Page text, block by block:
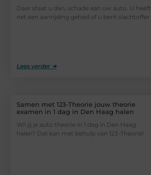
Daar staat u dan, schade aan uw auto. U heeft
net een aanrijding gehad of u bent slachtoffer
Lees verder ➜
Samen met 123-Theorie jouw theorie
examen in 1 dag in Den Haag halen
Wil jij je auto theorie in 1 dag in Den Haag
halen? Dat kan met behulp van 123-Theorie!